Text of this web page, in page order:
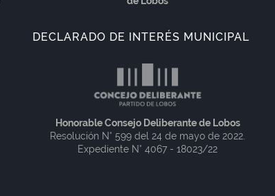
DECLARADO DE INTERÉS MUNICIPAL
Honorable Consejo Deliberante de Lobos
Resolución N° 599 del 24 de mayo de 2022.
Expediente N° 4067 - 18023/22